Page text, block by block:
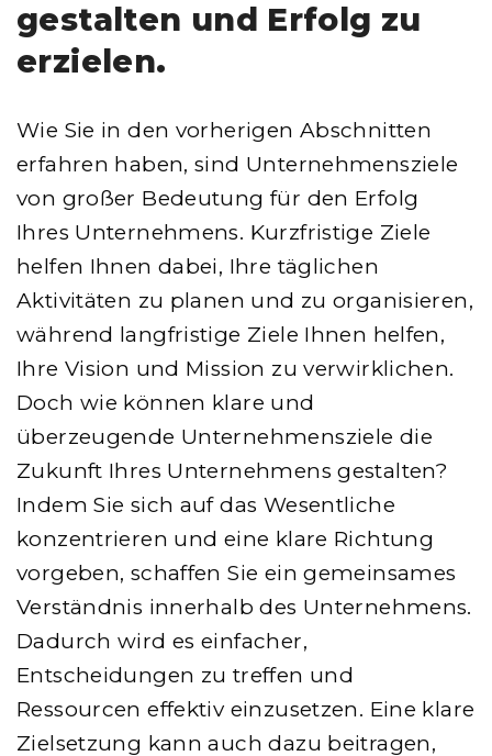
gestalten und Erfolg zu
erzielen.
Wie Sie in den vorherigen Abschnitten
erfahren haben, sind Unternehmensziele
von großer Bedeutung für den Erfolg
Ihres Unternehmens. Kurzfristige Ziele
helfen Ihnen dabei, Ihre täglichen
Aktivitäten zu planen und zu organisieren,
während langfristige Ziele Ihnen helfen,
Ihre Vision und Mission zu verwirklichen.
Doch wie können klare und
überzeugende Unternehmensziele die
Zukunft Ihres Unternehmens gestalten?
Indem Sie sich auf das Wesentliche
konzentrieren und eine klare Richtung
vorgeben, schaffen Sie ein gemeinsames
Verständnis innerhalb des Unternehmens.
Dadurch wird es einfacher,
Entscheidungen zu treffen und
Ressourcen effektiv einzusetzen. Eine klare
Zielsetzung kann auch dazu beitragen,